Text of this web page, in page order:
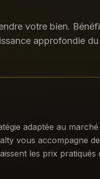
votre bien.
approfondie
adaptée au
vous accompagne
les prix